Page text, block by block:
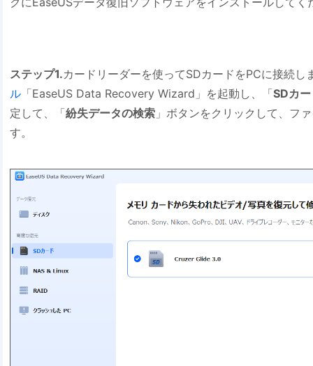
ステップ1.カードリーダーを使ってSDカードをPCに接続し
ル 「EaseUS Data Recovery Wizard」を起動し、「SDカ
定して、「紛失データの検索 」ボタンをクリックして、フ
す。